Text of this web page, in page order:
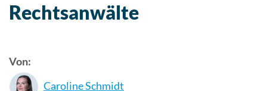
Rechtsanwälte
Von:
Caroline Schmidt